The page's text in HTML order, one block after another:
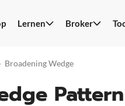
Lernen Broker
Broadening Wedge